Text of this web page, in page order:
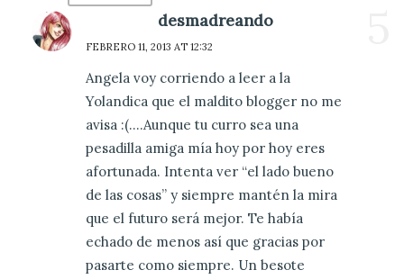
Comentario
desmadreando
FEBRERO 11, 2013 AT 12:32
Angela voy corriendo a leer a la
Yolandica que el maldito blogger no me
avisa :(….Aunque tu curro sea una
pesadilla amiga mía hoy por hoy eres
afortunada. Intenta ver “el lado bueno
de las cosas” y siempre mantén la mira
que el futuro será mejor. Te había
echado de menos así que gracias por
pasarte como siempre. Un besote